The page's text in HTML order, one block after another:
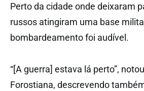
Perto da cidade onde deixaram
russos atingiram uma base
bombardeamento foi audível.
“[A guerra] estava lá perto”,
Forostiana, descrevendo